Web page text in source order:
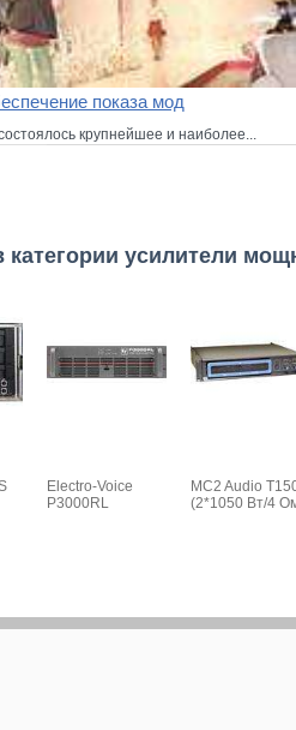
показа мод
крупнейшее и наиболее...
усилители
Electro-Voice
P3000RL
MC2 Audio
(2*1050 Вт/4